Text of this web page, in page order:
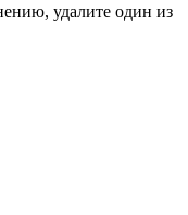
удалите один из